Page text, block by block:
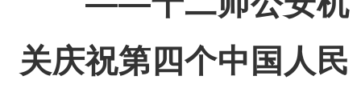
关庆祝第四个中国人民